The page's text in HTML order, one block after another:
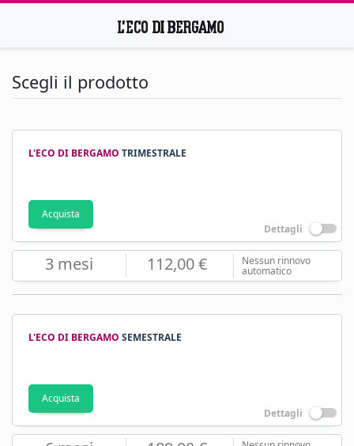
Scegli il prodotto
L'ECO DI BERGAMO TRIMESTRALE
Acquista
Dettagli
3 mesi 112,00 € Nessun rinnovo
automatico
L'ECO DI BERGAMO SEMESTRALE
Acquista
Dettagli